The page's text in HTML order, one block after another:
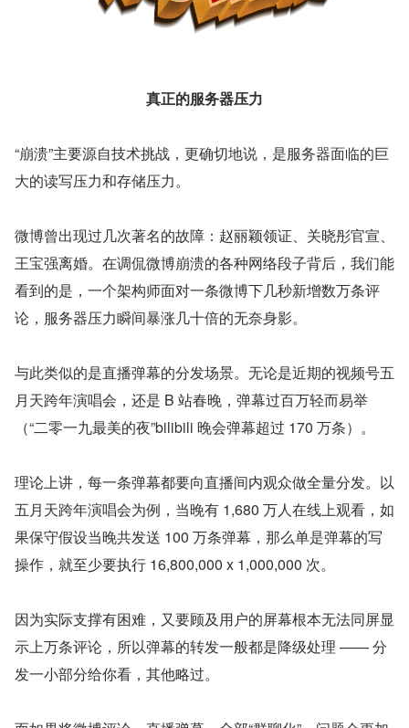
真正的服务器压力
“崩溃”主要源自技术挑战，更确切地说，是服务器面临的巨
大的读写压力和存储压力。
微博曾出现过几次著名的故障：赵丽颖领证、关晓彤官宣、
王宝强离婚。在调侃微博崩溃的各种网络段子背后，我们能
看到的是，一个架构师面对一条微博下几秒新增数万条评
论，服务器压力瞬间暴涨几十倍的无奈身影。
与此类似的是直播弹幕的分发场景。无论是近期的视频号五
月天跨年演唱会，还是 B 站春晚，弹幕过百万轻而易举
（“二零一九最美的夜”bilibili 晚会弹幕超过 170 万条）。
理论上讲，每一条弹幕都要向直播间内观众做全量分发。以
五月天跨年演唱会为例，当晚有 1,680 万人在线上观看，如
果保守假设当晚共发送 100 万条弹幕，那么单是弹幕的写
操作，就至少要执行 16,800,000 x 1,000,000 次。
因为实际支撑有困难，又要顾及用户的屏幕根本无法同屏显
示上万条评论，所以弹幕的转发一般都是降级处理 —— 分
发一小部分给你看，其他略过。